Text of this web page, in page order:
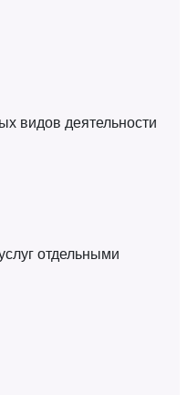
видов деятельности
отдельными